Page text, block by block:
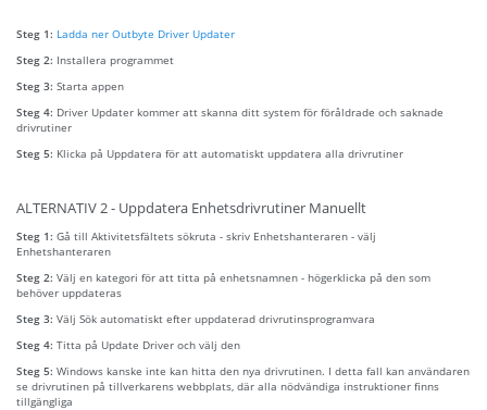
Steg 1: Ladda ner Outbyte Driver Updater
Steg 2: Installera programmet
Steg 3: Starta appen
Steg 4: Driver Updater kommer att skanna ditt system för föråldrade och saknade
drivrutiner
Steg 5: Klicka på Uppdatera för att automatiskt uppdatera alla drivrutiner
ALTERNATIV 2 - Uppdatera Enhetsdrivrutiner Manuellt
Steg 1: Gå till Aktivitetsfältets sökruta - skriv Enhetshanteraren - välj
Enhetshanteraren
Steg 2: Välj en kategori för att titta på enhetsnamnen - högerklicka på den som
behöver uppdateras
Steg 3: Välj Sök automatiskt efter uppdaterad drivrutinsprogramvara
Steg 4: Titta på Update Driver och välj den
Steg 5: Windows kanske inte kan hitta den nya drivrutinen. I detta fall kan användaren
se drivrutinen på tillverkarens webbplats, där alla nödvändiga instruktioner finns
tillgängliga